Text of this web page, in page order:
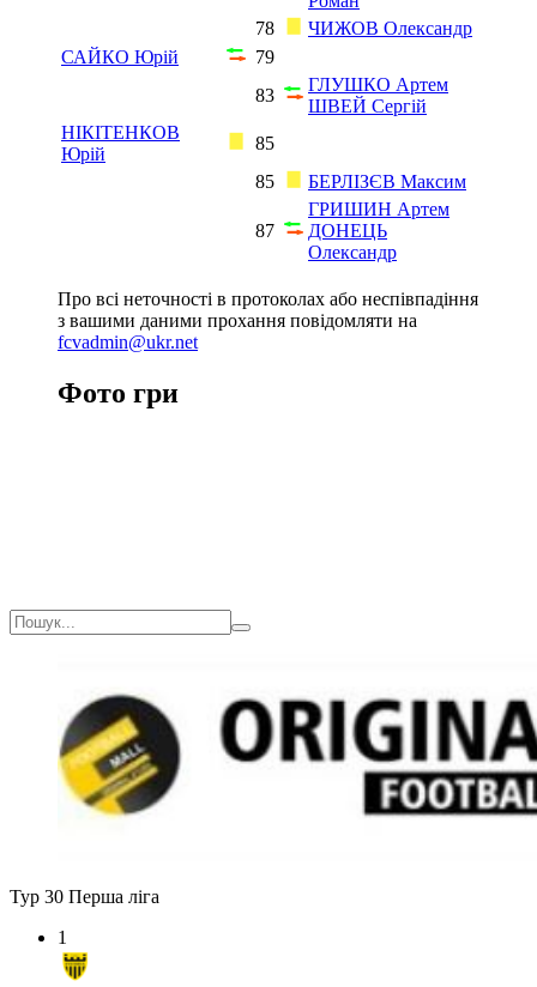
78
ЧИЖОВ Олександр
САЙКО Юрій
79
83
ГЛУШКО Артем
ШВЕЙ Сергій
НІКІТЕНКОВ
Юрій
85
85
БЕРЛІЗЄВ Максим
87
ГРИШИН Артем
ДОНЕЦЬ
Олександр
Про всі неточності в протоколах або неспівпадіння
з вашими даними прохання повідомляти на
fcvadmin@ukr.net
Фото гри
Тур 30 Перша ліга
1